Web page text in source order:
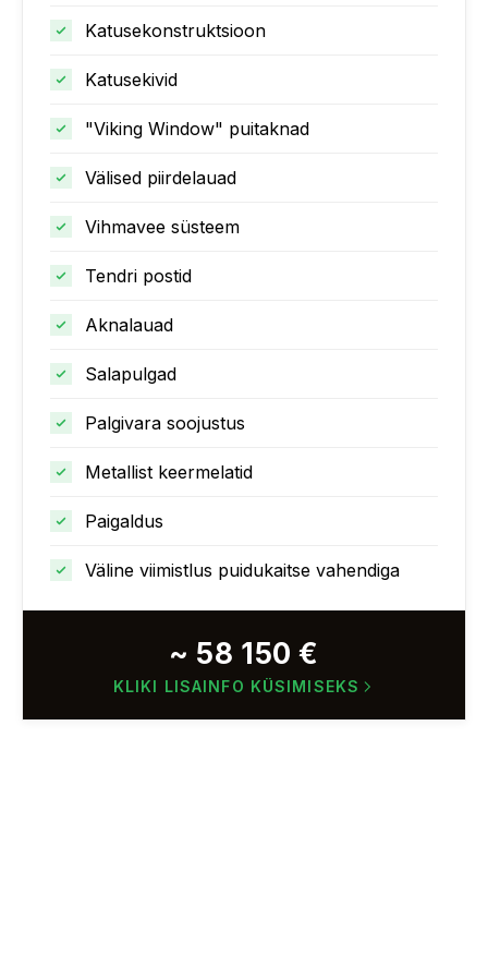
Katusekonstruktsioon
Katusekivid
"Viking Window" puitaknad
Välised piirdelauad
Vihmavee süsteem
Tendri postid
Aknalauad
Salapulgad
Palgivara soojustus
Metallist keermelatid
Paigaldus
Väline viimistlus puidukaitse vahendiga
~ 58 150 €
KLIKI LISAINFO KÜSIMISEKS